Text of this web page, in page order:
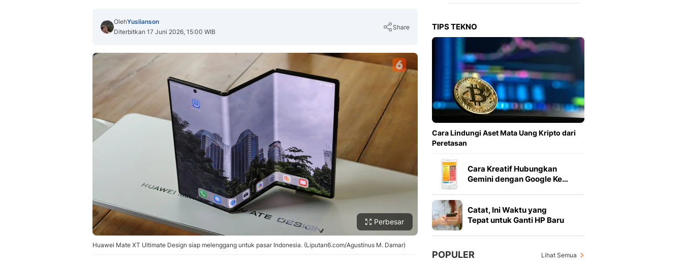
OlehYuslianson
Diterbitkan 17 Juni 2026, 15:00 WIB
Share
Copy Link
Perbesar
Huawei Mate XT Ultimate Design siap melenggang untuk pasar Indonesia. (Liputan6.com/Agustinus M. Damar)
TIPS TEKNO
Cara Lindungi Aset Mata Uang Kripto dari
Peretasan
Cara Kreatif Hubungkan
Gemini dengan Google Ke…
Catat, Ini Waktu yang
Tepat untuk Ganti HP Baru
POPULER Lihat Semua